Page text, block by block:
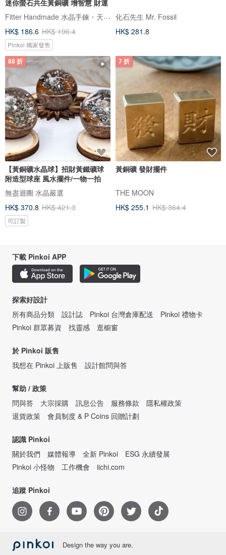
迷你螢石共生黃銅礦 增智慧 財運
Fitter Handmade 水晶手鍊・天然礦石
HK$ 186.6 HK$ 196.4
Pinkoi 獨家發售
化石先生 Mr. Fossil
HK$ 281.8
88 折
【黃銅礦水晶球】招財黃鐵礦球
附造型球座 風水擺件/一物一拍
無盡迴圈 水晶嚴選
HK$ 370.8 HK$ 421.3
可訂製
7 折
黃銅礦 發財擺件
THE MOON
HK$ 255.1 HK$ 364.4
下載 Pinkoi APP
探索好設計
所有商品分類
設計誌 Pinkoi 台灣倉庫配送
Pinkoi 禮物卡
Pinkoi 群眾募資
找靈感 逛櫥窗
於 Pinkoi 販售
我想在 Pinkoi 上販售
設計館問與答
幫助 / 政策
問與答
大宗採購 訊息公告 服務條款
隱私權政策
退貨政策
會員制度 & P Coins 回贈計劃
認識 Pinkoi
關於我們
媒體報導 全新 Pinkoi
ESG 永續發展
Pinkoi 小怪物
工作機會 iichi.com
追蹤 Pinkoi
Design the way you are.